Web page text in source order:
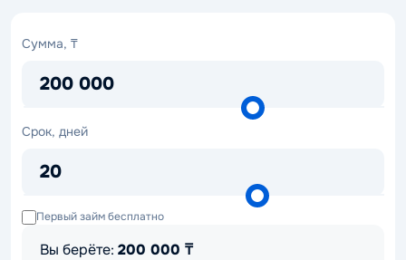
Сумма, ₸
200 000
Сумма,
Срок, дней
20
Срок,
Первый займ бесплатно
Вы берёте: 200 000 ₸